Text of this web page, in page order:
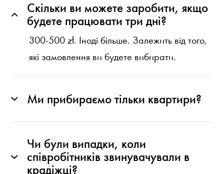
Скільки ви можете заробити, якщо
будете працювати три дні?
300-500 zł. Іноді більше. Залежить від того,
які замовлення ви будете вибирати.
Ми прибираємо тільки квартири?
Чи були випадки, коли
співробітників звинувачували в
крадіжці?